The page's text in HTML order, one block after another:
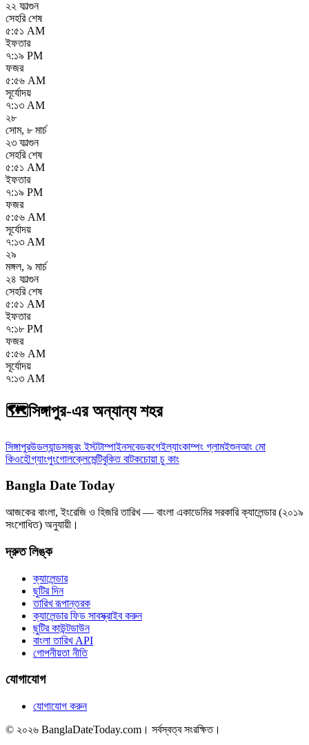
২২ ফাল্গুন
সেহরি শেষ
৫:৫১ AM
ইফতার
৭:১৯ PM
ফজর
৫:৫৬ AM
সূর্যোদয়
৭:১৩ AM
২৮
সোম, ৮ মার্চ
২৩ ফাল্গুন
সেহরি শেষ
৫:৫১ AM
ইফতার
৭:১৯ PM
ফজর
৫:৫৬ AM
সূর্যোদয়
৭:১৩ AM
২৯
মঙ্গল, ৯ মার্চ
২৪ ফাল্গুন
সেহরি শেষ
৫:৫১ AM
ইফতার
৭:১৮ PM
ফজর
৫:৫৬ AM
সূর্যোদয়
৭:১৩ AM
🗺️সিঙ্গাপুর-এর অন্যান্য শহর
সিঙ্গাপুরউডল্যান্ডসজুরং ইস্টটাম্পাইনসবেডকগেইল্যাংকাম্পং গ্লামইশুনআং মো
কিওহৌগ্যাংপুংগোলক্লেমেন্টিবুকিত বাটকচোয়া চু কাং
Bangla Date Today
আজকের বাংলা, ইংরেজি ও হিজরি তারিখ — বাংলা একাডেমির সরকারি ক্যালেন্ডার (২০১৯
সংশোধিত) অনুযায়ী।
দ্রুত লিঙ্ক
ক্যালেন্ডার
ছুটির দিন
তারিখ রূপান্তরক
ক্যালেন্ডার ফিড সাবস্ক্রাইব করুন
ছুটির কাউন্টডাউন
বাংলা তারিখ API
গোপনীয়তা নীতি
যোগাযোগ
যোগাযোগ করুন
© ২০২৬ BanglaDateToday.com। সর্বস্বত্ব সংরক্ষিত।